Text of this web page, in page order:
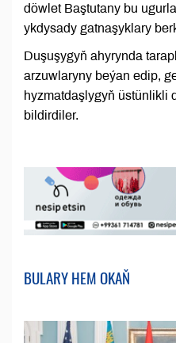
döwlet Baştutany bu
ykdysady gatnaşyklary
Duşuşygyň ahyrynda
arzuwlaryny beýan edip,
hyzmatdaşlygyň üstünlikli
bildirdiler.
BULARY HEM OKAŇ